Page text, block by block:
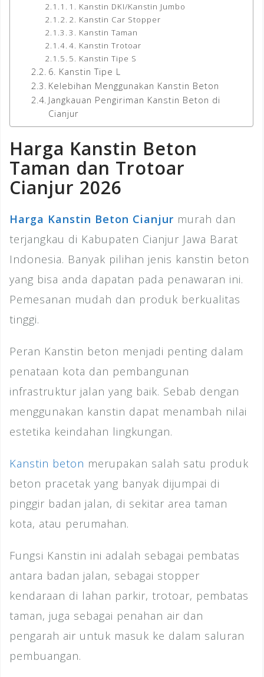
1. Kanstin DKI/Kanstin Jumbo
2. Kanstin Car Stopper
3. Kanstin Taman
4. Kanstin Trotoar
5. Kanstin Tipe S
6. Kanstin Tipe L
Kelebihan Menggunakan Kanstin Beton
Jangkauan Pengiriman Kanstin Beton di
Cianjur
Harga Kanstin Beton
Taman dan Trotoar
Cianjur 2026
Harga Kanstin Beton Cianjur murah dan
terjangkau di Kabupaten Cianjur Jawa Barat
Indonesia. Banyak pilihan jenis kanstin beton
yang bisa anda dapatan pada penawaran ini.
Pemesanan mudah dan produk berkualitas
tinggi.
Peran Kanstin beton menjadi penting dalam
penataan kota dan pembangunan
infrastruktur jalan yang baik. Sebab dengan
menggunakan kanstin dapat menambah nilai
estetika keindahan lingkungan.
Kanstin beton merupakan salah satu produk
beton pracetak yang banyak dijumpai di
pinggir badan jalan, di sekitar area taman
kota, atau perumahan.
Fungsi Kanstin ini adalah sebagai pembatas
antara badan jalan, sebagai stopper
kendaraan di lahan parkir, trotoar, pembatas
taman, juga sebagai penahan air dan
pengarah air untuk masuk ke dalam saluran
pembuangan.